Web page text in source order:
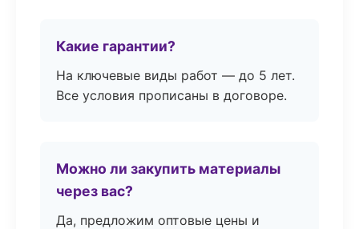
Какие гарантии?
На ключевые виды работ — до 5 лет.
Все условия прописаны в договоре.
Можно ли закупить материалы
через вас?
Да, предложим оптовые цены и